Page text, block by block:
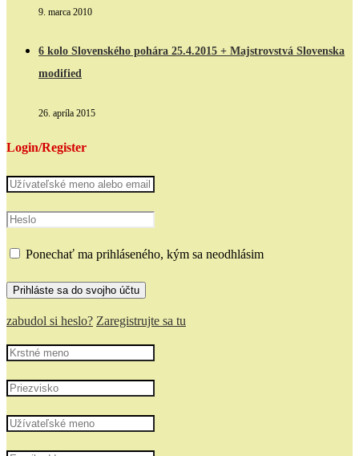
9. marca 2010
6 kolo Slovenského pohára 25.4.2015 + Majstrovstvá Slovenska
modified
26. apríla 2015
Login/Register
Ponechať ma prihláseného, kým sa neodhlásim
zabudol si heslo? Zaregistrujte sa tu